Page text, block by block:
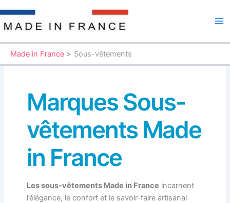
au
contenu
Made in France Sous-vêtements
Marques Sous-
vêtements Made
in France
Les sous-vêtements Made in France incarnent
l’élégance, le confort et le savoir-faire artisanal